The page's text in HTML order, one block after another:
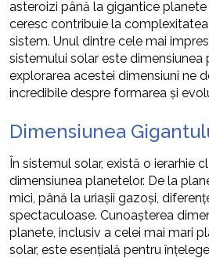
asteroizi până la gigantice
ceresc contribuie la
sistem. Unul dintre cele mai
sistemului solar este dimensiunea
explorarea acestei dimensiuni ne
incredibile despre formarea și
Dimensiunea
În sistemul solar, există o ierarhie
dimensiunea planetelor. De la
mici, până la uriașii gazoși,
spectaculoase. Cunoașterea
planete, inclusiv a celei mai mari
solar, este esențială pentru